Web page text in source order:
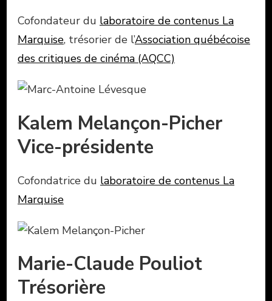
Cofondateur du laboratoire de contenus La
Marquise, trésorier de l’Association québécoise
des critiques de cinéma (AQCC)
Kalem Melançon-Picher
Vice-présidente
Cofondatrice du laboratoire de contenus La
Marquise
Marie-Claude Pouliot
Trésorière